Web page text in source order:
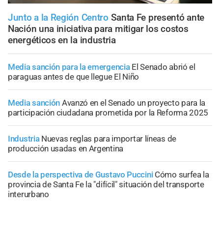
Junto a la Región Centro Santa Fe presentó ante
Nación una iniciativa para mitigar los costos
energéticos en la industria
Media sanción para la emergencia El Senado abrió el
paraguas antes de que llegue El Niño
Media sanción Avanzó en el Senado un proyecto para la
participación ciudadana prometida por la Reforma 2025
Industria Nuevas reglas para importar líneas de
producción usadas en Argentina
Desde la perspectiva de Gustavo Puccini Cómo surfea la
provincia de Santa Fe la "difícil" situación del transporte
interurbano